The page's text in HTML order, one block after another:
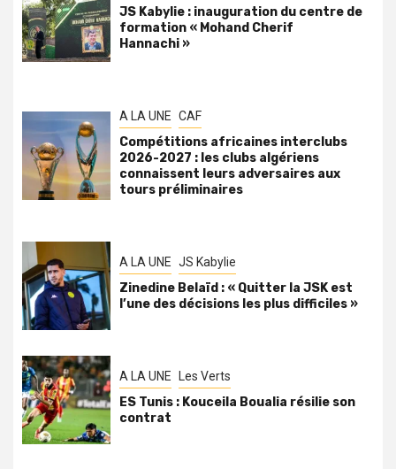
JS Kabylie : inauguration du centre de
formation « Mohand Cherif
Hannachi »
A LA UNE CAF
Compétitions africaines interclubs
2026-2027 : les clubs algériens
connaissent leurs adversaires aux
tours préliminaires
A LA UNE JS Kabylie
Zinedine Belaïd : « Quitter la JSK est
l’une des décisions les plus difficiles »
A LA UNE Les Verts
ES Tunis : Kouceila Boualia résilie son
contrat